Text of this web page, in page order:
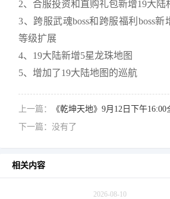
2、合服投资和直购礼包新增19大陆
3、跨服武魂boss和跨服福利boss
等级扩展
4、19大陆新增5星龙珠地图
5、增加了19大陆地图的巡航
上一篇：
《乾坤天地》9月12日下午
下一篇：没有了
相关内容
2026-08-10